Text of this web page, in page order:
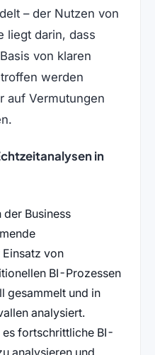
– der Nutzen von
liegt darin, dass
von klaren
werden
auf Vermutungen
in
der Business
von
BI-Prozessen
gesammelt und in
analysiert.
fortschrittliche BI-